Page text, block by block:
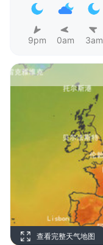
9pm 0am 3am
查看完整天气地图